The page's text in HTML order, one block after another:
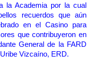
la Academia por la cual
recuerdos que aún
en el Casino para
que contribuyeron en
General de la FARD
Vizcaíno, ERD.